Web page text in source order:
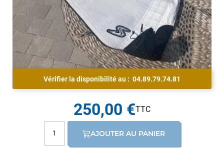
Vérifier la disponibilité au : 04.89.79.74.81
250,00 €
AJOUTER AU PANIER